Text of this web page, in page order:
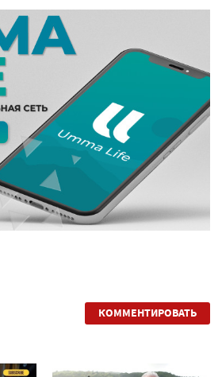
КОММЕНТИРОВАТЬ